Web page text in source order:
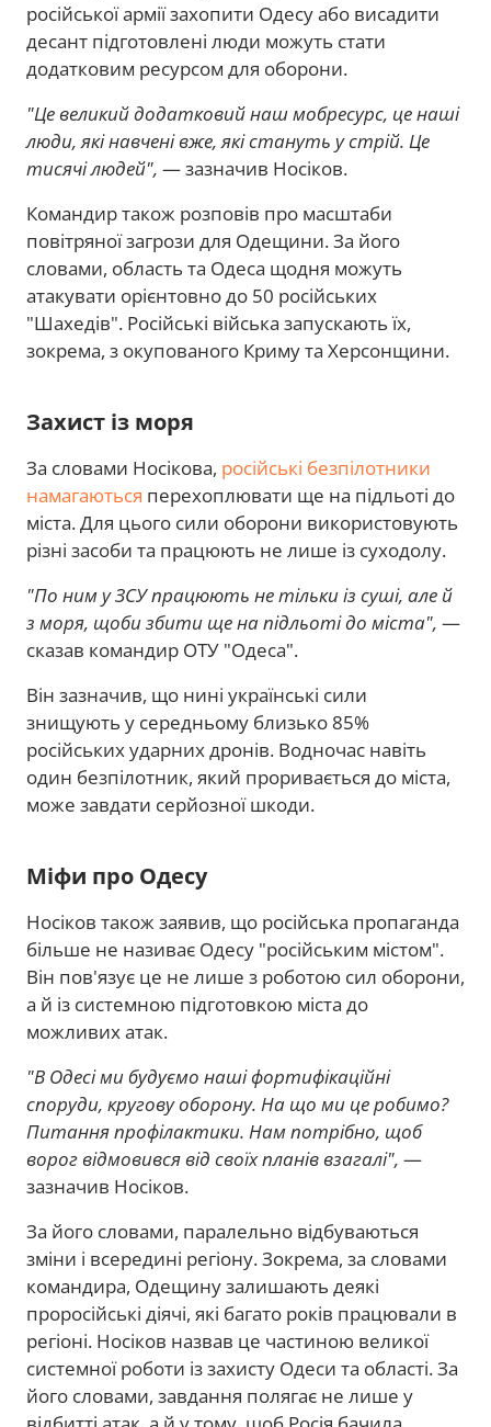
російської армії захопити Одесу або висадити
десант підготовлені люди можуть стати
додатковим ресурсом для оборони.
"Це великий додатковий наш мобресурс, це наші
люди, які навчені вже, які стануть у стрій. Це
тисячі людей", — зазначив Носіков.
Командир також розповів про масштаби
повітряної загрози для Одещини. За його
словами, область та Одеса щодня можуть
атакувати орієнтовно до 50 російських
"Шахедів". Російські війська запускають їх,
зокрема, з окупованого Криму та Херсонщини.
Захист із моря
За словами Носікова, російські безпілотники
намагаються перехоплювати ще на підльоті до
міста. Для цього сили оборони використовують
різні засоби та працюють не лише із суходолу.
"По ним у ЗСУ працюють не тільки із суші, але й
з моря, щоби збити ще на підльоті до міста", —
сказав командир ОТУ "Одеса".
Він зазначив, що нині українські сили
знищують у середньому близько 85%
російських ударних дронів. Водночас навіть
один безпілотник, який проривається до міста,
може завдати серйозної шкоди.
Міфи про Одесу
Носіков також заявив, що російська пропаганда
більше не називає Одесу "російським містом".
Він пов'язує це не лише з роботою сил оборони,
а й із системною підготовкою міста до
можливих атак.
"В Одесі ми будуємо наші фортифікаційні
споруди, кругову оборону. На що ми це робимо?
Питання профілактики. Нам потрібно, щоб
ворог відмовився від своїх планів взагалі", —
зазначив Носіков.
За його словами, паралельно відбуваються
зміни і всередині регіону. Зокрема, за словами
командира, Одещину залишають деякі
проросійські діячі, які багато років працювали в
регіоні. Носіков назвав це частиною великої
системної роботи із захисту Одеси та області. За
його словами, завдання полягає не лише у